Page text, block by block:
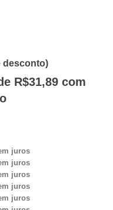
desconto)
R$31,89 com
juros
juros
juros
juros
juros